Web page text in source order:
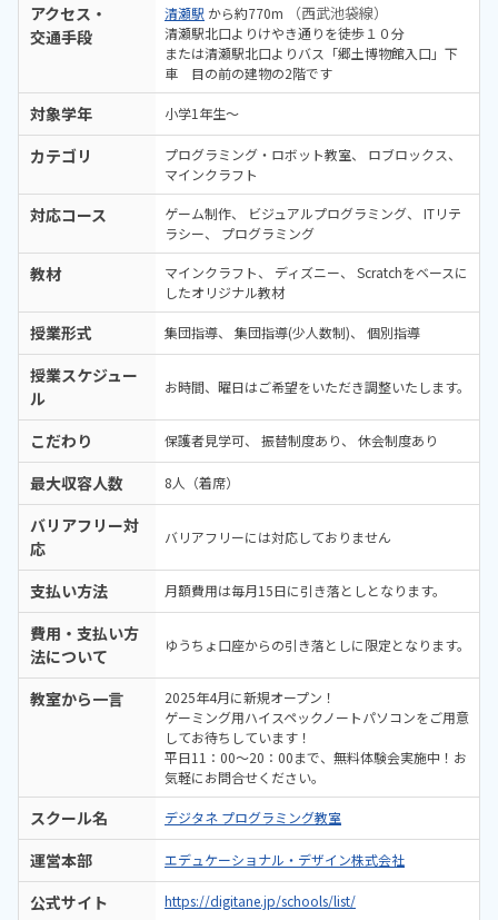
アクセス・
交通手段
清瀬駅 から約770m （西武池袋線）
清瀬駅北口よりけやき通りを徒歩１０分
または清瀬駅北口よりバス「郷土博物館入口」下
車 目の前の建物の2階です
対象学年 小学1年生～
カテゴリ プログラミング・ロボット教室
ロブロックス
マインクラフト
対応コース ゲーム制作 ビジュアルプログラミング
ITリテ
ラシー
プログラミング
教材 マインクラフト ディズニー
Scratchをベースに
したオリジナル教材
授業形式 集団指導 集団指導(少人数制) 個別指導
授業スケジュー
ル
お時間、曜日はご希望をいただき調整いたします。
こだわり 保護者見学可 振替制度あり 休会制度あり
最大収容人数 8人（着席）
バリアフリー対
応
バリアフリーには対応しておりません
支払い方法 月額費用は毎月15日に引き落としとなります。
費用・支払い方
法について
ゆうちょ口座からの引き落としに限定となります。
教室から一言
2025年4月に新規オープン！
ゲーミング用ハイスペックノートパソコンをご用意
してお待ちしています！
平日11：00～20：00まで、無料体験会実施中！お
気軽にお問合せください。
スクール名 デジタネ プログラミング教室
運営本部 エデュケーショナル・デザイン株式会社
公式サイト
https://digitane.jp/schools/list/